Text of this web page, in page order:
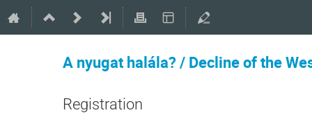
A nyugat halála? / Decline of the
Registration